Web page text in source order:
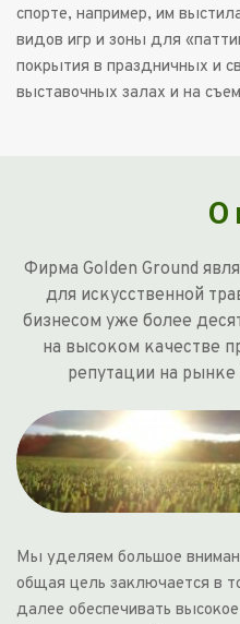
спорте, например, им
видов игр и зоны для
покрытия в праздничных и
выставочных залах и на
О
Фирма Golden Ground
для искусственной
бизнесом уже более
на высоком качестве
репутации на
Мы уделяем большое
общая цель заключается в
далее обеспечивать